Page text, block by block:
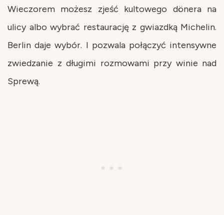
Wieczorem możesz zjeść kultowego dönera na
ulicy albo wybrać restaurację z gwiazdką Michelin.
Berlin daje wybór. I pozwala połączyć intensywne
zwiedzanie z długimi rozmowami przy winie nad
Sprewą.